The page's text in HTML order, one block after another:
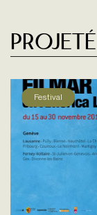
Festival